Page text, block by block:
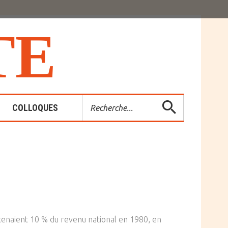
E
COLLOQUES
Rechercher
10 % du revenu national en 1980, en